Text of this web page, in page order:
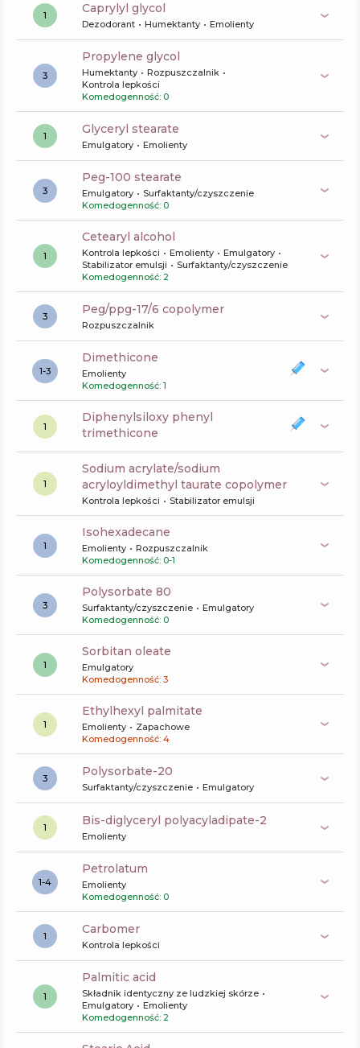
1 caprylyl glycol
Dezodorant Humektanty Emolienty
3
propylene glycol
Humektanty
Rozpuszczalnik
Kontrola lepkości
Komedogenność: 0
1 glyceryl stearate
Emulgatory Emolienty
3
peg-100 stearate
Emulgatory
Surfaktanty/czyszczenie
Komedogenność: 0
1
cetearyl alcohol
Kontrola lepkości Emolienty
Emulgatory
Stabilizator emulsji
Surfaktanty/czyszczenie
Komedogenność: 2
3 peg/ppg-17/6 copolymer
Rozpuszczalnik
1-3
dimethicone
Emolienty
Komedogenność: 1
1
diphenylsiloxy phenyl
trimethicone
1
sodium acrylate/sodium
acryloyldimethyl taurate copolymer
Kontrola lepkości Stabilizator emulsji
1
Isohexadecane
Emolienty
Rozpuszczalnik
Komedogenność: 0-1
3
polysorbate 80
Surfaktanty/czyszczenie
Emulgatory
Komedogenność: 0
1
sorbitan oleate
Emulgatory
Komedogenność: 3
1
ethylhexyl palmitate
Emolienty
Zapachowe
Komedogenność: 4
3 polysorbate-20
Surfaktanty/czyszczenie Emulgatory
1 bis-diglyceryl polyacyladipate-2
Emolienty
1-4
petrolatum
Emolienty
Komedogenność: 0
1 carbomer
Kontrola lepkości
1
palmitic acid
Składnik identyczny ze ludzkiej skórze
Emulgatory
Emolienty
Komedogenność: 2